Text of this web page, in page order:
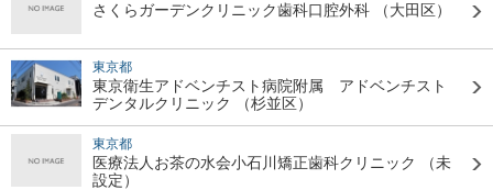
さくらガーデンクリニック歯科口腔外科 （大田区）
東京都
東京衛生アドベンチスト病院附属 アドベンチスト
デンタルクリニック
（杉並区）
東京都
医療法人お茶の水会小石川矯正歯科クリニック
（未
設定）